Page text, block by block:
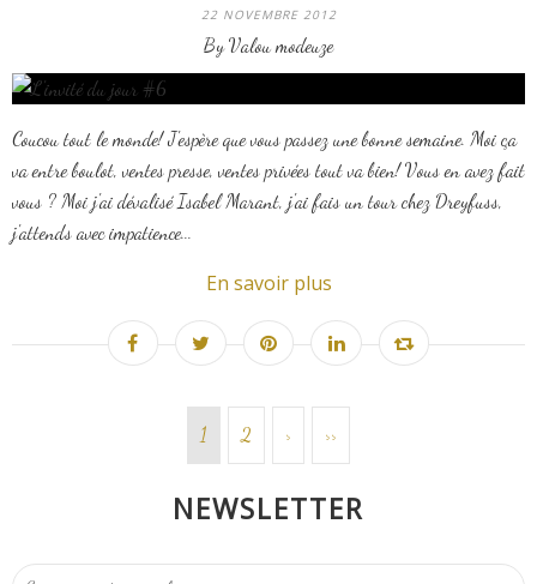
22 NOVEMBRE 2012
By Valou modeuze
Coucou tout le monde! J'espère que vous passez une bonne semaine. Moi ça
va entre boulot, ventes presse, ventes privées tout va bien! Vous en avez fait
vous ? Moi j'ai dévalisé Isabel Marant, j'ai fais un tour chez Dreyfuss,
j'attends avec impatience...
En savoir plus
1 2 > >>
NEWSLETTER